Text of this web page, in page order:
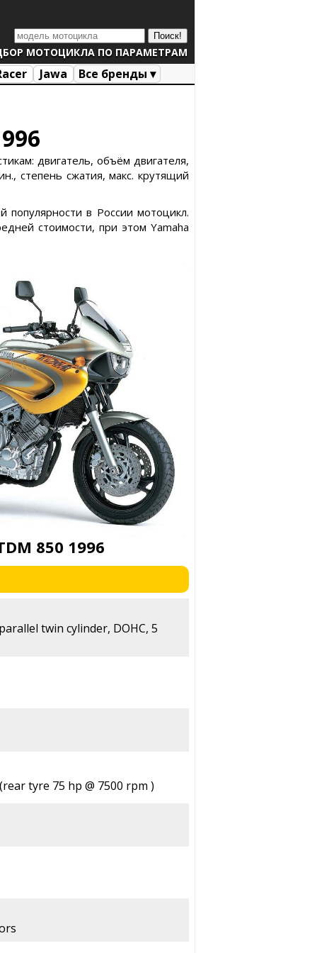
МОТОЦИКЛА ПО ПАРАМЕТРАМ
Jawa Все бренды ▾
двигатель, объём двигателя,
степень сжатия, макс. крутящий
в России мотоцикл.
стоимости, при этом Yamaha
850 1996
twin cylinder, DOHC, 5
tyre 75 hp @ 7500 rpm )